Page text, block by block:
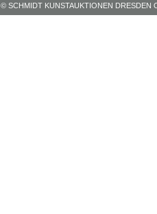
© SCHMIDT KUNSTAUKTIONEN DRESDEN